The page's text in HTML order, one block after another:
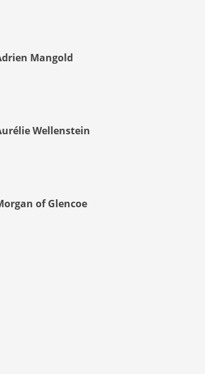
Mangold
Wellenstein
of Glencoe